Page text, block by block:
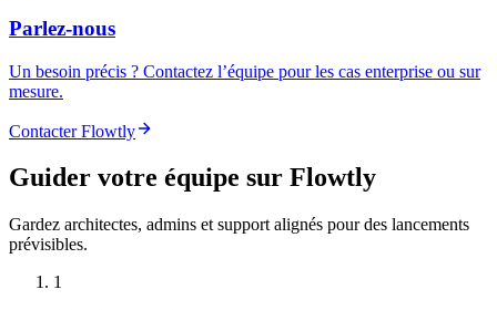
Parlez-nous
Un besoin précis ? Contactez l’équipe pour les cas enterprise ou sur
mesure.
Contacter Flowtly
Guider votre équipe sur Flowtly
Gardez architectes, admins et support alignés pour des lancements
prévisibles.
1